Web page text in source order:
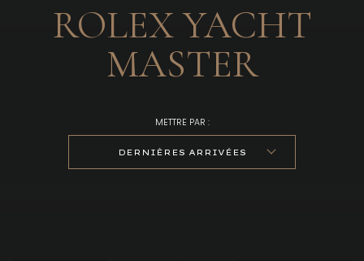
ROLEX YACHT
MASTER
METTRE PAR :
DERNIÈRES ARRIVÉES